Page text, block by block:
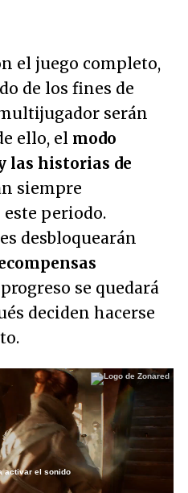
el juego completo,
de los fines de
serán
ello, el modo
las historias de
siempre
periodo.
desbloquearán
se quedará
deciden hacerse
activar el sonido